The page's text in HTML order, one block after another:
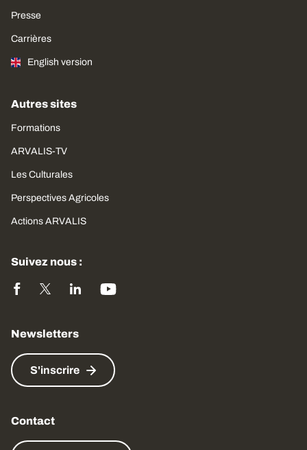
Presse
Carrières
English version
Autres sites
Formations
ARVALIS-TV
Les Culturales
Perspectives Agricoles
Actions ARVALIS
Suivez nous :
Newsletters
S'inscrire
Contact